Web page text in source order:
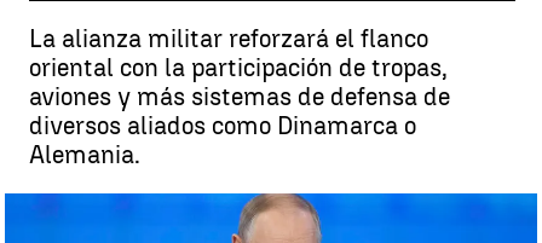
La alianza militar reforzará el flanco
oriental con la participación de tropas,
aviones y más sistemas de defensa de
diversos aliados como Dinamarca o
Alemania.
Esto es lo que se sabe de "Centinela Oriental", la operación de la
OTAN para frenar a Rusia en sus fronteras |